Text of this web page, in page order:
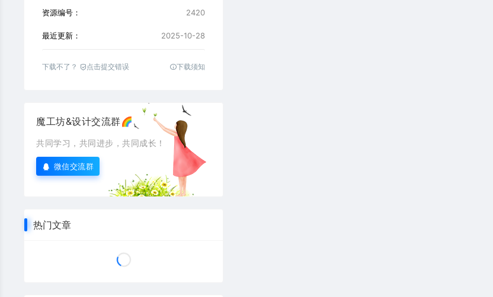
资源编号： 2420
最近更新： 2025-10-28
下载不了？ 点击提交错误 下载须知
魔工坊&设计交流群🌈
共同学习，共同进步，共同成长！
微信交流群
热门文章